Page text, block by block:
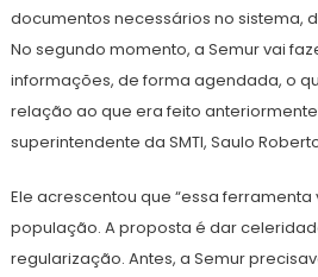
documentos necessários no sistema,
No segundo momento, a Semur vai
informações, de forma agendada, o
relação ao que era feito
superintendente da SMTI, Saulo
Ele acrescentou que “essa
população. A proposta é dar
regularização. Antes, a Semur